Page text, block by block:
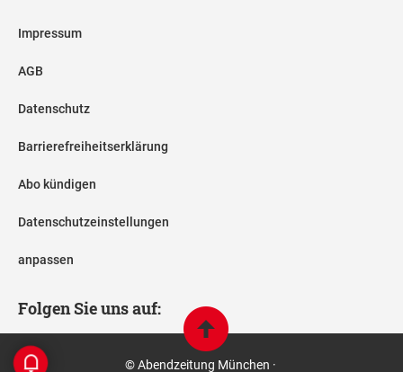
Impressum
AGB
Datenschutz
Barrierefreiheitserklärung
Abo kündigen
Datenschutzeinstellungen
anpassen
Folgen Sie uns auf:
© Abendzeitung München ·